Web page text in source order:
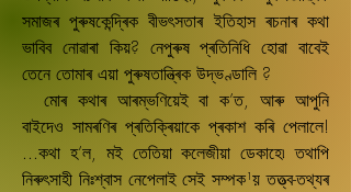
সমাজৰ পুৰুষকেন্দ্ৰিক বীভৎসতাৰ ইতিহাস ৰচনাৰ কথা
ভাবিব নোৱাৰা কিয়? নেপুৰুষ প্ৰতিনিধি হোৱা বাবেই
তেনে তোমাৰ এয়া পুৰুষতান্ত্ৰিক উদ্ভণ্ডালি ?
মোৰ কথাৰ আৰম্ভণিয়েই বা ক’ত, আৰু আপুনি
বাইদেও সামৰণিৰ প্ৰতিক্ৰিয়াকে প্ৰকাশ কৰি পেলালে!
...কথা হ’ল, মই তেতিয়া কলেজীয়া ডেকাহে৷ তথাপি
নিৰুৎসাহী নিঃশ্বাস নেপেলাই সেই সম্পক¹য় তত্ত্ব-তথ্যৰ